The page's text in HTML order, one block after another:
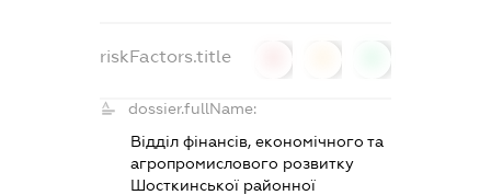
riskFactors.title
dossier.fullName:
Відділ фінансів, економічного та
агропромислового розвитку
Шосткинської районної